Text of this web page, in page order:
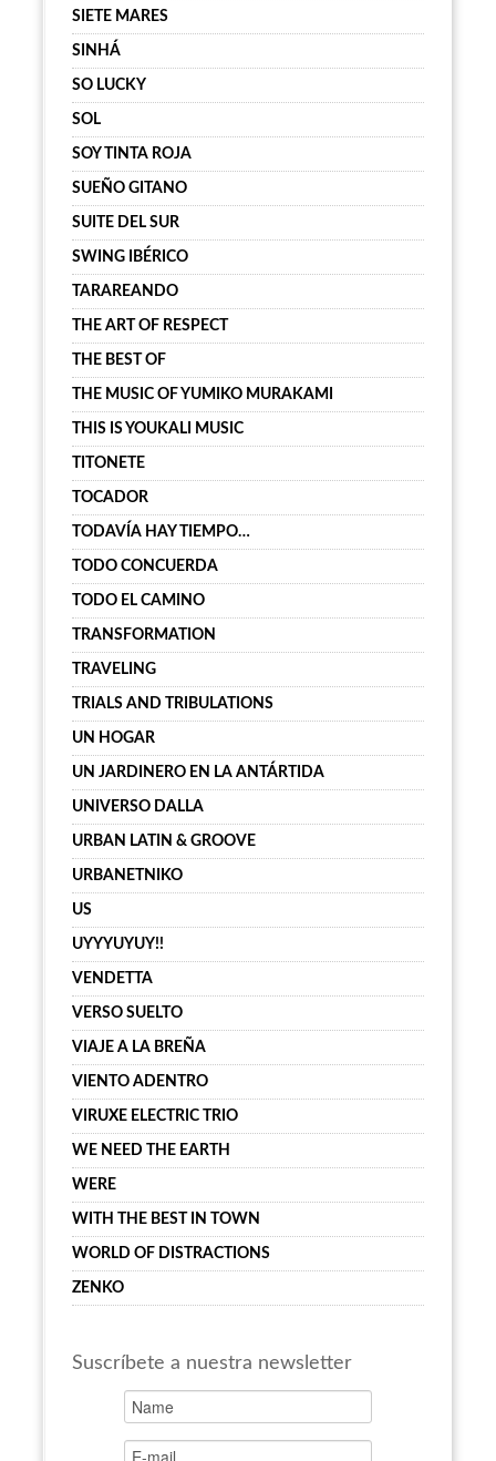
SIETE MARES
SINHÁ
SO LUCKY
SOL
SOY TINTA ROJA
SUEÑO GITANO
SUITE DEL SUR
SWING IBÉRICO
TARAREANDO
THE ART OF RESPECT
THE BEST OF
THE MUSIC OF YUMIKO MURAKAMI
THIS IS YOUKALI MUSIC
TITONETE
TOCADOR
TODAVÍA HAY TIEMPO…
TODO CONCUERDA
TODO EL CAMINO
TRANSFORMATION
TRAVELING
TRIALS AND TRIBULATIONS
UN HOGAR
UN JARDINERO EN LA ANTÁRTIDA
UNIVERSO DALLA
URBAN LATIN & GROOVE
URBANETNIKO
US
UYYYUYUY!!
VENDETTA
VERSO SUELTO
VIAJE A LA BREÑA
VIENTO ADENTRO
VIRUXE ELECTRIC TRIO
WE NEED THE EARTH
WERE
WITH THE BEST IN TOWN
WORLD OF DISTRACTIONS
ZENKO
Suscríbete a nuestra newsletter